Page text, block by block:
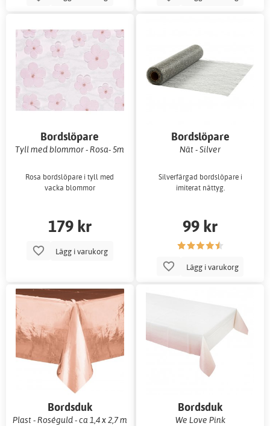
Bordslöpare
Tyll med blommor - Rosa- 5m
Rosa bordslöpare i tyll med
vacka blommor
179 kr
Lägg i varukorg
Bordslöpare
Nät - Silver
Silverfärgad bordslöpare i
imiterat nättyg.
99 kr
Lägg i varukorg
Bordsduk
Plast - Roséguld - ca 1,4 x 2,7 m
Bordsduk
We Love Pink